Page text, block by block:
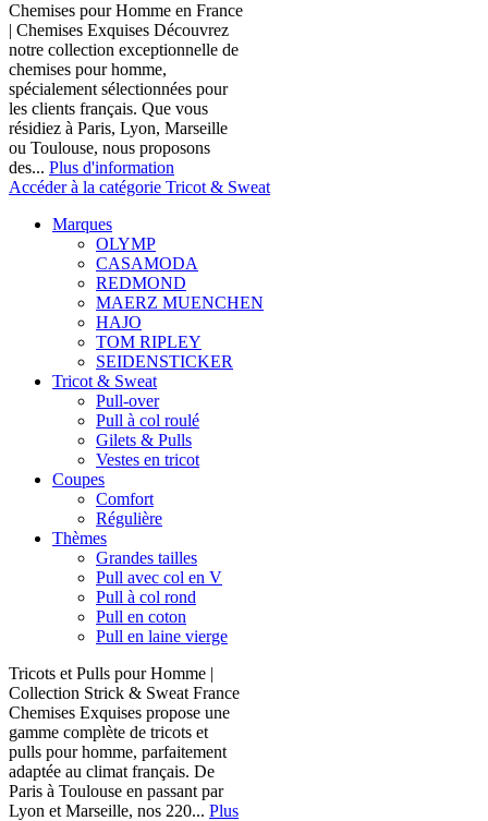
Chemises pour Homme en France
| Chemises Exquises Découvrez
notre collection exceptionnelle de
chemises pour homme,
spécialement sélectionnées pour
les clients français. Que vous
résidiez à Paris, Lyon, Marseille
ou Toulouse, nous proposons
des... Plus d'information
Accéder à la catégorie Tricot & Sweat
Marques
OLYMP
CASAMODA
REDMOND
MAERZ MUENCHEN
HAJO
TOM RIPLEY
SEIDENSTICKER
Tricot & Sweat
Pull-over
Pull à col roulé
Gilets & Pulls
Vestes en tricot
Coupes
Comfort
Régulière
Thèmes
Grandes tailles
Pull avec col en V
Pull à col rond
Pull en coton
Pull en laine vierge
Tricots et Pulls pour Homme |
Collection Strick & Sweat France
Chemises Exquises propose une
gamme complète de tricots et
pulls pour homme, parfaitement
adaptée au climat français. De
Paris à Toulouse en passant par
Lyon et Marseille, nos 220... Plus